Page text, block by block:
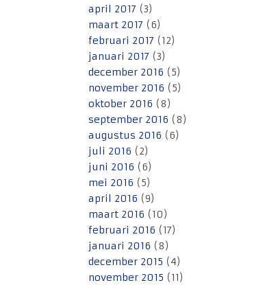
april 2017 (3)
maart 2017 (6)
februari 2017 (12)
januari 2017 (3)
december 2016 (5)
november 2016 (5)
oktober 2016 (8)
september 2016 (8)
augustus 2016 (6)
juli 2016 (2)
juni 2016 (6)
mei 2016 (5)
april 2016 (9)
maart 2016 (10)
februari 2016 (17)
januari 2016 (8)
december 2015 (4)
november 2015 (11)